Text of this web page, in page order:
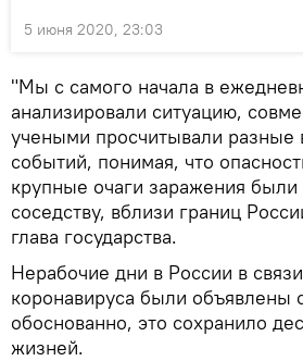
5 июня 2020, 23:03
"Мы с самого начала в
анализировали ситуацию,
учеными просчитывали разные
событий, понимая, что
крупные очаги заражения
соседству, вблизи границ
глава государства.
Нерабочие дни в России в
коронавируса были объявлены
обоснованно, это сохранило
жизней.